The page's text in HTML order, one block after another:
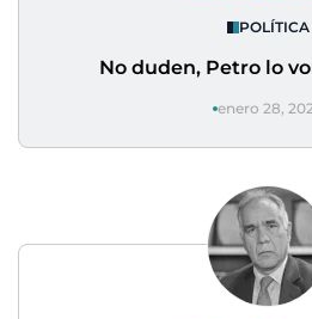
POLÍTICA
No duden, Petro lo
enero 28,